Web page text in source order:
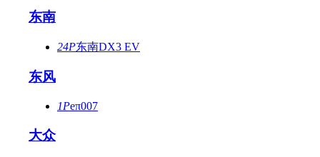
东南
24P东南DX3 EV
东风
1Peπ007
大众